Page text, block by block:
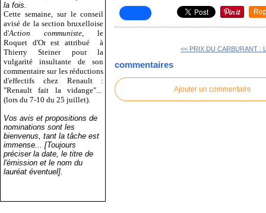
la fois.
Cette semaine, sur le conseil
avisé de la section bruxelloise
d'Action communiste , le
Roquet d'Or est attribué
à
Thierry Steiner pour la
vulgarité insultante de son
commentaire sur les réductions
d'effectifs chez Renault :
"Renault fait la vidange"...
(lors du 7-10 du 25 juillet).
Vos avis et propositions de
nominations sont les
bienvenus, tant la tâche est
immense... [Toujours
préciser la date, le titre de
l'émission et le nom du
lauréat éventuel].
<< PRIX DU CARBURANT :
commentaires
Ajouter un commentaire